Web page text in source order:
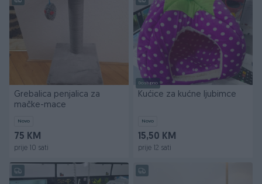
Grebalica penjalica za
mačke-mace
Novo
75 KM
prije 10 sati
Dostupno
Kućice za kućne ljubimce
Novo
15,50 KM
prije 12 sati